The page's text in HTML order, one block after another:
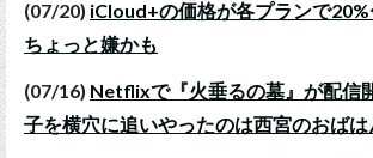
(07/20) iCloud+の価格が各プランで20%
ちょっと嫌かも
(07/16) Netflixで『火垂るの墓』が配信
子を横穴に追いやったのは西宮のおばは